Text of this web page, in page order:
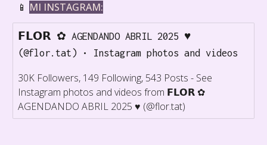
📱 MI INSTAGRAM:
𝗙𝗟𝗢𝗥 ✿ AGENDANDO ABRIL 2025 ♥
(@flor.tat) • Instagram photos and videos
30K Followers, 149 Following, 543 Posts - See
Instagram photos and videos from 𝗙𝗟𝗢𝗥 ✿
AGENDANDO ABRIL 2025 ♥ (@flor.tat)